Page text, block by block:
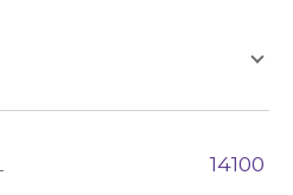
TRAD_ZEPHYR_Valeurs
14100